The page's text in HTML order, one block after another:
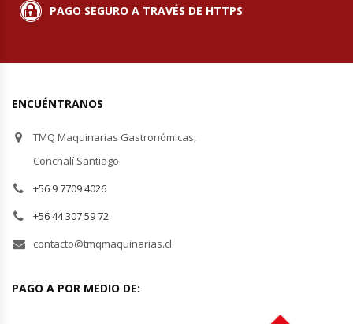
Tostadoras De Pan
Vitrinas Carniceras
Vitrinas Pasteleras
Vitrinas Refrigeradas
PAGO SEGURO A TRAVÉS DE HTTPS
ENCUÉNTRANOS
TMQ Maquinarias Gastronómicas,
Conchalí Santiago
+56 9 7709 4026
+56 44 307 59 72
contacto@tmqmaquinarias.cl
PAGO A POR MEDIO DE: